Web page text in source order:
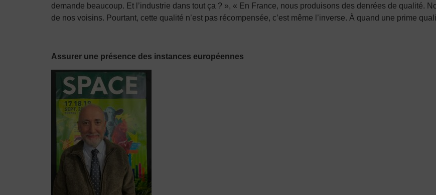
demande beaucoup. Et l’industrie dans tout ça ? », « En France, nous produisons des denrées de qualité.
de nos voisins. Pourtant, cette qualité n’est pas récompensée, c’est même l’inverse. À quand une prime
Assurer une présence des instances européennes